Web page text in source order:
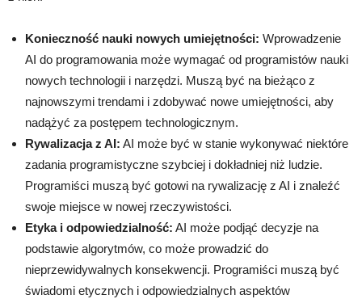
Konieczność nauki nowych umiejętności: Wprowadzenie
AI do programowania może wymagać od programistów nauki
nowych technologii i narzędzi. Muszą być na bieżąco z
najnowszymi trendami i zdobywać nowe umiejętności, aby
nadążyć za postępem technologicznym.
Rywalizacja z AI: AI może być w stanie wykonywać niektóre
zadania programistyczne szybciej i dokładniej niż ludzie.
Programiści muszą być gotowi na rywalizację z AI i znaleźć
swoje miejsce w nowej rzeczywistości.
Etyka i odpowiedzialność: AI może podjąć decyzje na
podstawie algorytmów, co może prowadzić do
nieprzewidywalnych konsekwencji. Programiści muszą być
świadomi etycznych i odpowiedzialnych aspektów